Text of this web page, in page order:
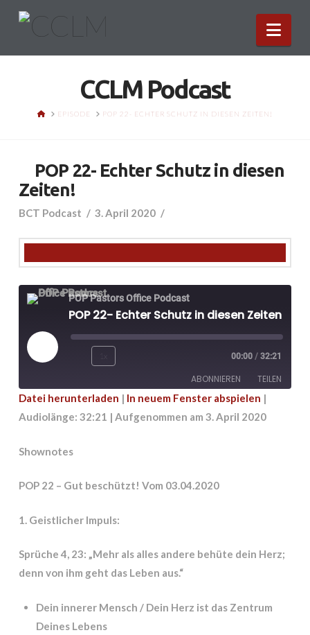
CCLM Podcast
HOMEEPISODE POP 22- ECHTER SCHUTZ IN DIESEN ZEITEN!
POP 22- Echter Schutz in diesen
Zeiten!
BCT Podcast 3. April 2020
POP Pastors Office Podcast
POP 22- Echter Schutz in diesen Zeiten!
Play
00:00 / 32:21
ABONNIEREN TEILEN
TEILEN
LINK
Datei herunterladen | In neuem Fenster abspielen |
Audiolänge: 32:21 | Aufgenommen am 3. April 2020
Shownotes
POP 22 – Gut beschützt! Vom 03.04.2020
1. Geistlicher Impuls:
Sprüche 4, 23: „Mehr als alles andere behüte dein Herz;
denn von ihm geht das Leben aus.“
Dein innerer Mensch / Dein Herz ist das Zentrum
Deines Lebens